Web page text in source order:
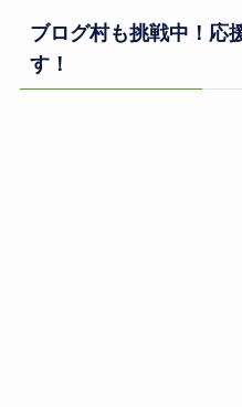
ブログ村も挑戦中！応
す！